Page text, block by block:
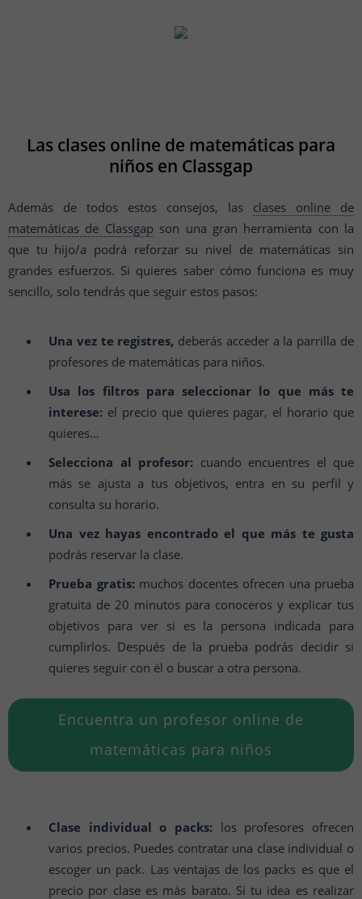
Las clases online de matemáticas para
niños en Classgap
Además de todos estos consejos, las clases online de
matemáticas de Classgap son una gran herramienta con la
que tu hijo/a podrá reforzar su nivel de matemáticas sin
grandes esfuerzos. Si quieres saber cómo funciona es muy
sencillo, solo tendrás que seguir estos pasos:
Una vez te registres, deberás acceder a la parrilla de
profesores de matemáticas para niños.
Usa los filtros para seleccionar lo que más te
interese: el precio que quieres pagar, el horario que
quieres…
Selecciona al profesor: cuando encuentres el que
más se ajusta a tus objetivos, entra en su perfil y
consulta su horario.
Una vez hayas encontrado el que más te gusta
podrás reservar la clase.
Prueba gratis:muchos docentes ofrecen una prueba
gratuita de 20 minutos para conoceros y explicar tus
objetivos para ver si es la persona indicada para
cumplirlos. Después de la prueba podrás decidir si
quieres seguir con él o buscar a otra persona.
Encuentra un profesor online de
matemáticas para niños
Clase individual o packs: los profesores ofrecen
varios precios. Puedes contratar una clase individual o
escoger un pack. Las ventajas de los packs es que el
precio por clase es más barato. Si tu idea es realizar